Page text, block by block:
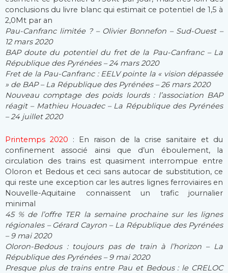
conclusions du livre blanc qui estimait ce potentiel de 1,5 à
2,0Mt par an
Pau-Canfranc limitée ? – Olivier Bonnefon – Sud-Ouest –
12 mars 2020
BAP doute du potentiel du fret de la Pau-Canfranc – La
République des Pyrénées – 24 mars 2020
Fret de la Pau-Canfranc : EELV pointe la « vision dépassée
» de BAP – La République des Pyrénées – 26 mars 2020
Nouveau comptage des poids lourds : l’association BAP
réagit – Mathieu Houadec – La République des Pyrénées
– 24 juillet 2020
Printemps 2020 : En raison de la crise sanitaire et du
confinement associé ainsi que d’un éboulement, la
circulation des trains est quasiment interrompue entre
Oloron et Bedous et ceci sans autocar de substitution, ce
qui reste une exception car les autres lignes ferroviaires en
Nouvelle-Aquitaine connaissent un trafic journalier
minimal
45 % de l’offre TER la semaine prochaine sur les lignes
régionales – Gérard Cayron – La République des Pyrénées
– 9 mai 2020
Oloron-Bedous : toujours pas de train à l’horizon – La
République des Pyrénées – 9 mai 2020
Presque plus de trains entre Pau et Bedous : le CRELOC